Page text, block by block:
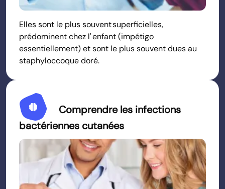
Elles sont le plus souvent superficielles,
prédominent chez l' enfant (impétigo
essentiellement) et sont le plus souvent dues au
staphyloccoque doré.
Neurology
Comprendre les infections
bactériennes cutanées